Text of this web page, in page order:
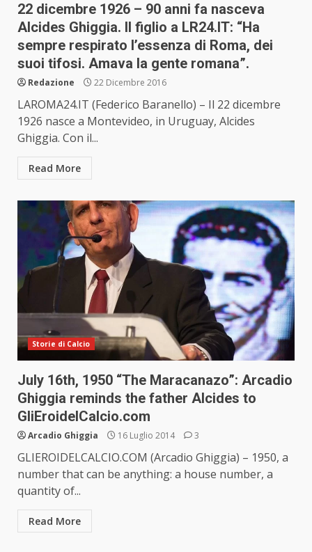
22 dicembre 1926 – 90 anni fa nasceva
Alcides Ghiggia. Il figlio a LR24.IT: “Ha
sempre respirato l’essenza di Roma, dei
suoi tifosi. Amava la gente romana”.
Redazione 22 Dicembre 2016
LAROMA24.IT (Federico Baranello) – Il 22 dicembre
1926 nasce a Montevideo, in Uruguay, Alcides
Ghiggia. Con il...
Read More
Storie di Calcio
July 16th, 1950 “The Maracanazo”: Arcadio
Ghiggia reminds the father Alcides to
GliEroidelCalcio.com
Arcadio Ghiggia 16 Luglio 2014 3
GLIEROIDELCALCIO.COM (Arcadio Ghiggia) – 1950, a
number that can be anything: a house number, a
quantity of...
Read More